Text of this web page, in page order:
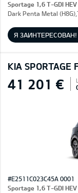
Sportage 1,6 T-GDI
Dark Penta Metal
Я ЗАИНТЕРЕСОВАН!
KIA SPORTAGE
41 201 €
#E2511C023C45A 0001
Sportage 1,6 T-GDI